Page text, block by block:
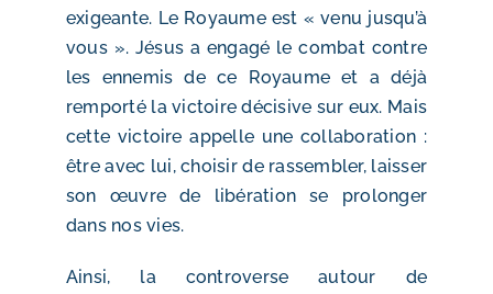
exigeante. Le Royaume est « venu jusqu’à
vous ». Jésus a engagé le combat contre
les ennemis de ce Royaume et a déjà
remporté la victoire décisive sur eux. Mais
cette victoire appelle une collaboration :
être avec lui, choisir de rassembler, laisser
son œuvre de libération se prolonger
dans nos vies.
Ainsi, la controverse autour de